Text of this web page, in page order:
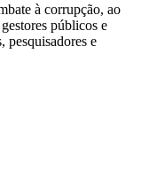
à corrupção, ao
públicos e
pesquisadores e